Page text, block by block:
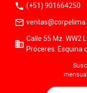
phone (+51) 901664250
mail_outline
business
Calle 55 Mz. WW2
Próceres. Esquina